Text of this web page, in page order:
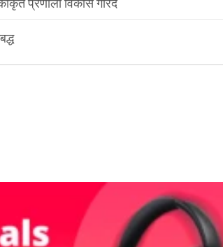
प्रणाली विकास गरिँदै